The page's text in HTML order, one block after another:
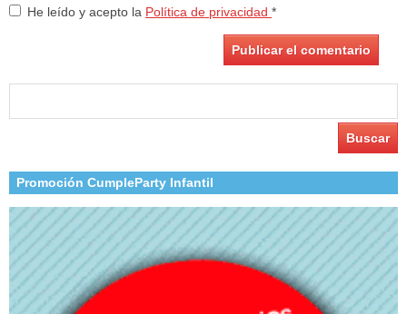
He leído y acepto la Política de privacidad *
Promoción CumpleParty Infantil